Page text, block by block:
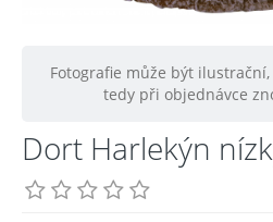
Fotografie může být
tedy při objednávce
Dort Harlekýn